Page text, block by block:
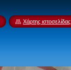
Χάρτης ιστοσελίδας